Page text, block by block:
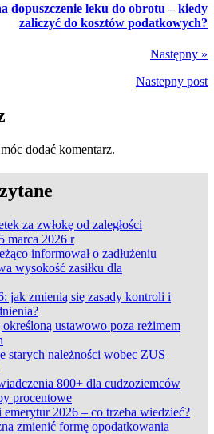
dopuszczenie leku do obrotu – kiedy
zaliczyć do kosztów podatkowych?
Następny »
Nastepny post
dodać komentarz.
za zwłokę od zaległości
marca 2026 r
informował o zadłużeniu
wysokość zasiłku dla
jak zmienią się zasady kontroli i
określoną ustawowo poza reżimem
starych należności wobec ZUS
800+ dla cudzoziemców
procentowe
2026 – co trzeba wiedzieć?
zmienić formę opodatkowania